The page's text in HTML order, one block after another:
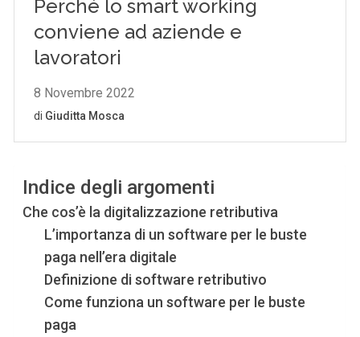
Indice degli argomenti
Che cos’è la digitalizzazione retributiva
L’importanza di un software per le buste
paga nell’era digitale
Definizione di software retributivo
Come funziona un software per le buste
paga